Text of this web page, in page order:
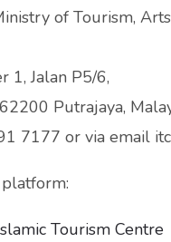
of Tourism,
1, Jalan P5/6,
Putrajaya,
7177 or via email
Tourism Centre